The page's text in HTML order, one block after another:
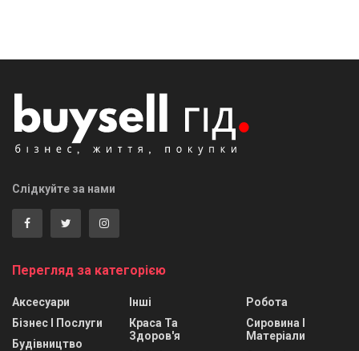
Слідкуйте за нами
Перегляд за категорією
Аксесуари
Бізнес І Послуги
Будівництво
Інші
Краса Та
Здоров'я
Робота
Сировина І
Матеріали